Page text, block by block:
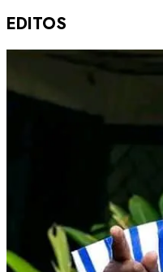
EDITOS